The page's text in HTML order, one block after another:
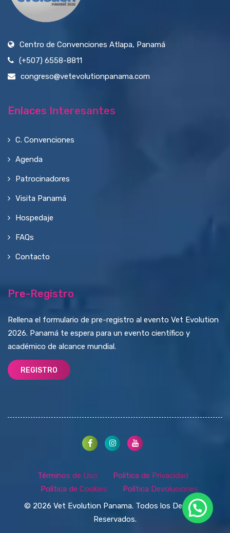
Centro de Convenciones Atlapa, Panamá
(+507) 6558-8811
congreso@vetevolutionpanama.com
Enlaces Interesantes
C. Convenciones
Agenda
Patrocinadores
Visita Panamá
Hospedaje
FAQs
Contacto
Pre-Registro
Rellena el formulario de pre-registro al evento Vet Evolution
2026. Panamá te espera para un evento científico y
académico de alcance mundial.
REGISTRO
Términos de Uso
Política de Privacidad
Política de Cookies
Política Devoluciones
© 2026 Vet Evolution Panama. Todos los Derechos
Reservados.